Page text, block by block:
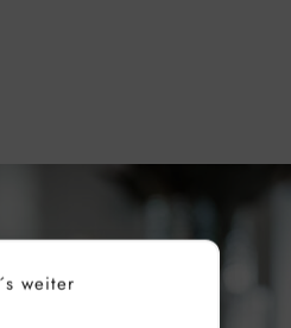
weiter